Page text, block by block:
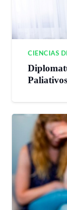
CIENCIAS